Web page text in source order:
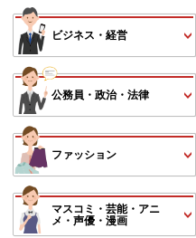
ビジネス・経営
公務員・政治・法律
ファッション
マスコミ・芸能・アニ
メ・声優・漫画